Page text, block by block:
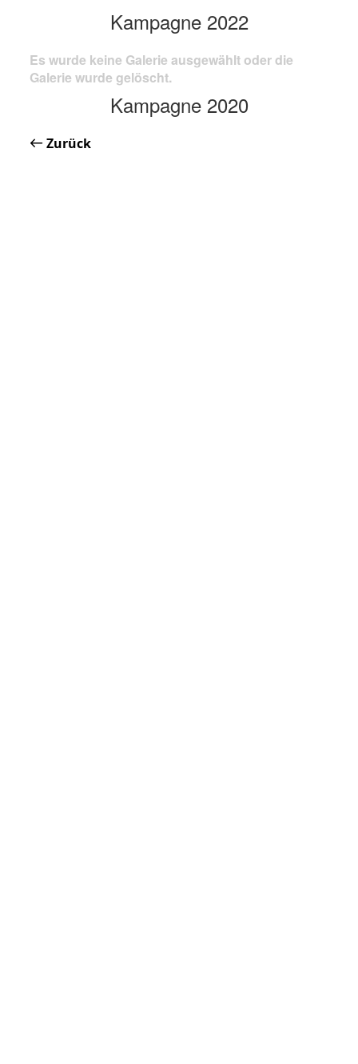
Kampagne 2022
Es wurde keine Galerie ausgewählt oder die
Galerie wurde gelöscht.
Kampagne 2020
Zurück